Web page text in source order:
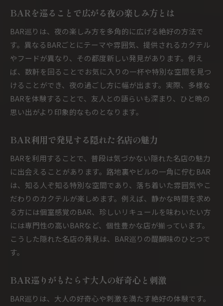
BARを巡ることで広がる夜の楽しみ方とは
BAR巡りは、夜の楽しみ方を多角的に広げる絶好の方法で
す。異なるBARごとにテーマや雰囲気、提供されるカクテル
やフードが異なり、その都度新しい発見があります。例え
ば、数軒を回ることでお気に入りの一杯や特別な空間を見つ
けることができ、夜の過ごし方に幅が出ます。実際、多様な
BARを体験することで、友人との語らいも深まり、ひと晩の
思い出がより印象的なものとなります。
BAR利用で発見する隠れた名店の魅力
BARを利用することで、普段は気づかない隠れた名店の魅力
に出会えることがあります。路地裏やビルの一角に佇むBAR
は、知る人ぞ知る特別な空間であり、落ち着いた雰囲気やこ
だわりのカクテルが楽しめます。例えば、静かな時間を求め
る方には個室感覚のBAR、珍しいリキュールを味わいたい方
には専門性の高いBARなど、個性豊かな店が揃っています。
こうした隠れた名店の発見は、BAR巡りの醍醐味のひとつで
す。
BAR巡りがもたらす大人の好奇心と刺激
BAR巡りは、大人の好奇心や刺激を満たす絶好の体験です。